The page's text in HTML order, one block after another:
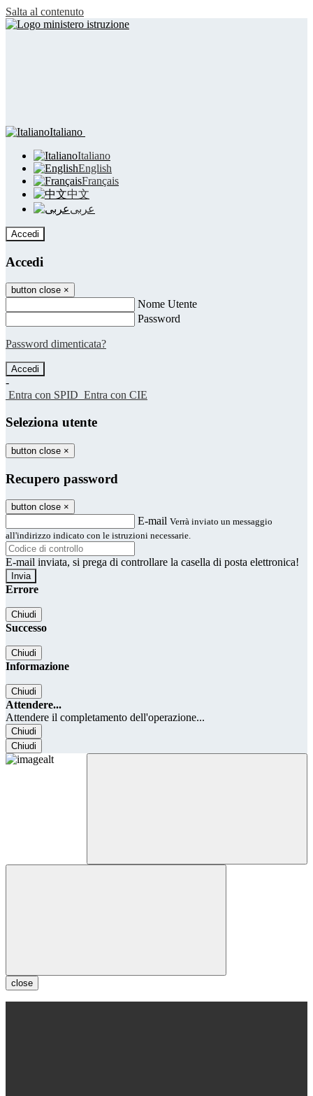
Salta al contenuto
Italiano
Italiano
English
Français
中文
عربى
Accedi
Accedi
button close ×
Nome Utente
Password
Password dimenticata?
-
Entra con SPID Entra con CIE
Seleziona utente
button close ×
Recupero password
button close ×
E-mail Verrà inviato un messaggio
all'indirizzo indicato con le istruzioni necessarie.
E-mail inviata, si prega di controllare la casella di posta elettronica!
Errore
Chiudi
Successo
Chiudi
Informazione
Chiudi
Attendere...
Attendere il completamento dell'operazione...
Chiudi
Chiudi
close